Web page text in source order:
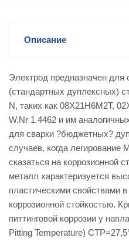
Описание
Электрод предназначен для
(стандартных дуплексных)
N, таких как 08Х21Н6М2Т,
W.Nr 1.4462 и им
для сварки ?бюджетных?
случаев, когда легирование
сказаться на коррозионной
металл характеризуется
пластическими свойствами
коррозионной стойкостью.
питтинговой коррозии у
Pitting Temperature)